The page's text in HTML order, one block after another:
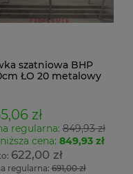
szatniowa BHP
ŁO 20 metalowy
zł
regularna:849,93 zł
cena: 849,93 zł
622,00 zł
regularna:691,00 zł